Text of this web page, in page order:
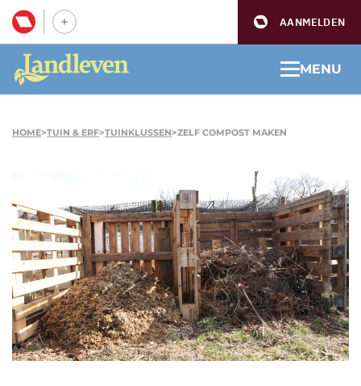
AANMELDEN
MENU
HOME>TUIN & ERF>TUINKLUSSEN>ZELF COMPOST MAKEN